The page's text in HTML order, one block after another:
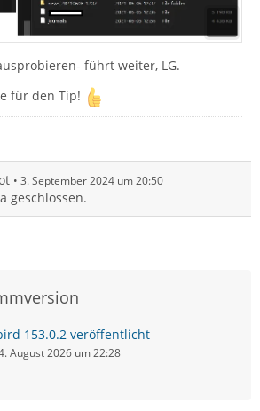
führt weiter, LG.
für den Tip!
3. September 2024 um 20:50
geschlossen.
153.0.2 veröffentlicht
August 2026 um 22:28